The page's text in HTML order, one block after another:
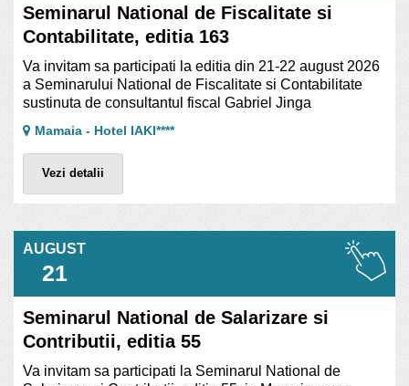
Seminarul National de Fiscalitate si
Contabilitate, editia 163
Va invitam sa participati la editia din 21-22 august 2026
a Seminarului National de Fiscalitate si Contabilitate
sustinuta de consultantul fiscal Gabriel Jinga
Mamaia - Hotel IAKI****
Vezi detalii
AUGUST
21
Seminarul National de Salarizare si
Contributii, editia 55
Va invitam sa participati la Seminarul National de